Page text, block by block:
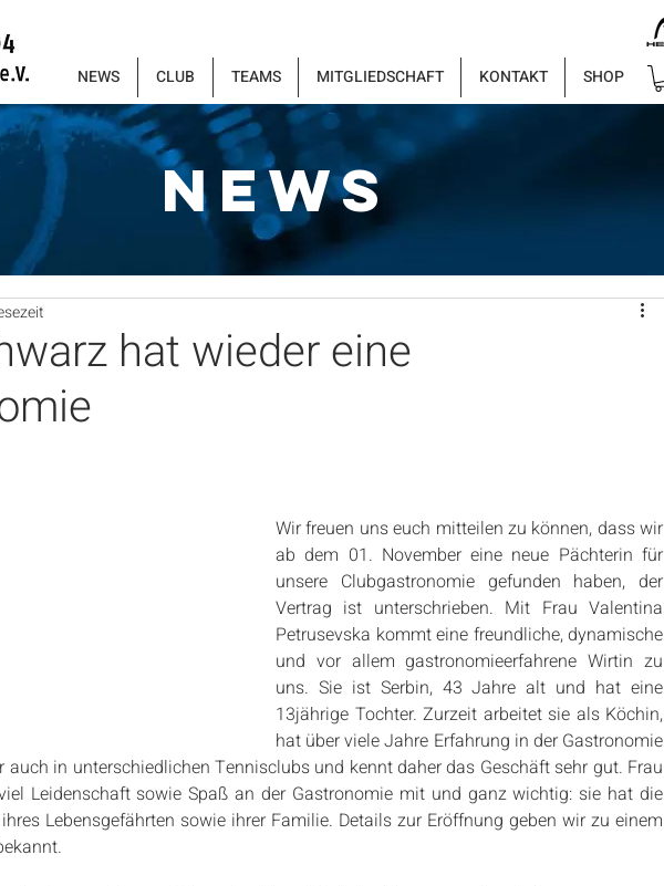
NEWS CLUB TEAMS MITGLIEDSCHAFT KONTAKT SHOP
NEWS
hat wieder eine
Wir freuen uns euch mitteilen zu können, dass wir
ab dem 01. November eine neue Pächterin für
unsere Clubgastronomie gefunden haben, der
Vertrag ist unterschrieben. Mit Frau Valentina
Petrusevska kommt eine freundliche, dynamische
und vor allem gastronomieerfahrene Wirtin zu
uns. Sie ist Serbin, 43 Jahre alt und hat eine
13jährige Tochter. Zurzeit arbeitet sie als Köchin,
hat über viele Jahre Erfahrung in der Gastronomie
auch in unterschiedlichen Tennisclubs und kennt daher das Geschäft sehr gut. Frau
Leidenschaft sowie Spaß an der Gastronomie mit und ganz wichtig: sie hat die
Lebensgefährten sowie ihrer Familie. Details zur Eröffnung geben wir zu einem